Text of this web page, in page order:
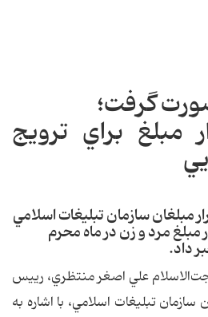
گرفت؛
22 هزار مبلغ براي ترويج
مبلغان سازمان تبليغات اسلامي
بيش از 22 هزار مبلغ مرد و زن در ماه محرم
داد.
علي اصغر منتظري، رييس
سازمان تبليغات اسلامي، با اشاره به